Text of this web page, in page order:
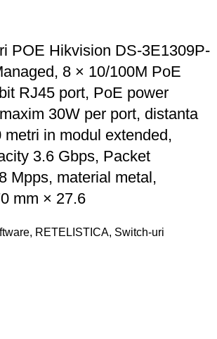
POE Hikvision DS-3E1309P-
8 × 10/100M PoE
RJ45 port, PoE power
30W per port, distanta
in modul extended,
3.6 Gbps, Packet
Mpps, material metal,
mm × 27.6
, RETELISTICA, Switch-uri